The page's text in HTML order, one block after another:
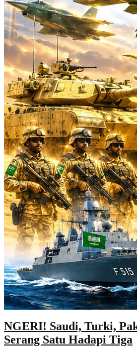
NGERI! Saudi, Turki,
Serang Satu Hadapi Tiga